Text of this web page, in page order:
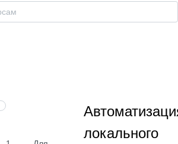
НАВЫК
локального